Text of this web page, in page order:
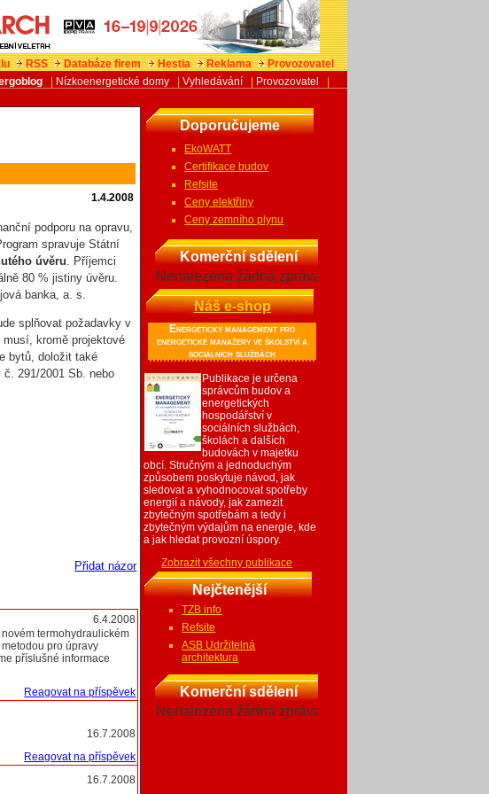
RSS Databáze firem Hestia Reklama
Provozovatel
Nízkoenergetické domy Vyhledávání Provozovatel
1.4.2008
podporu na opravu,
spravuje Státní
úvěru. Příjemci
80 % jistiny úvěru.
banka, a. s.
splňovat požadavky v
musí, kromě projektové
bytů, doložit také
291/2001 Sb. nebo
Přidat názor
6.4.2008
termohydraulickém
pro úpravy
příslušné informace
Reagovat na příspěvek
16.7.2008
Reagovat na příspěvek
16.7.2008
Doporučujeme
EkoWATT
Certifikace budov
Refsite
Ceny elektřiny
Ceny zemního plynu
Komerční sdělení
Nenalezena žádná zpráva
Náš e-shop
Energetický management pro
energetické manažery ve školství a
sociálních službách
Publikace je určena
správcům budov a
energetických
hospodářství v
sociálních službách,
školách a dalších
budovách v majetku
obcí. Stručným a jednoduchým
způsobem poskytuje návod, jak
sledovat a vyhodnocovat spotřeby
energií a návody, jak zamezit
zbytečným spotřebám a tedy i
zbytečným výdajům na energie, kde
a jak hledat provozní úspory.
Zobrazit všechny publikace
Nejčtenější
TZB info
Refsite
ASB Udržitelná
architektura
Komerční sdělení
Nenalezena žádná zpráva